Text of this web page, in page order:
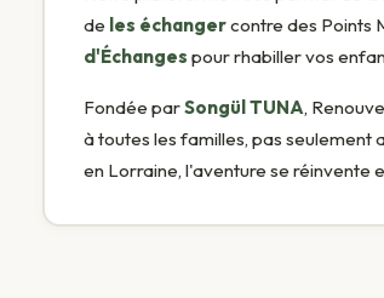
de les échangercontre des Points
d'Échanges pour rhabiller vos
Fondée parSongül TUNA,
à toutes les familles, pas seulement
en Lorraine, l'aventure se réinvente